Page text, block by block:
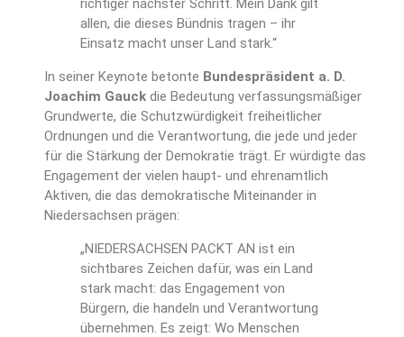
richtiger nächster Schritt. Mein Dank gilt
allen, die dieses Bündnis tragen – ihr
Einsatz macht unser Land stark.“
In seiner Keynote betonte Bundespräsident a. D.
Joachim Gauck die Bedeutung verfassungsmäßiger
Grundwerte, die Schutzwürdigkeit freiheitlicher
Ordnungen und die Verantwortung, die jede und jeder
für die Stärkung der Demokratie trägt. Er würdigte das
Engagement der vielen haupt- und ehrenamtlich
Aktiven, die das demokratische Miteinander in
Niedersachsen prägen:
„NIEDERSACHSEN PACKT AN ist ein
sichtbares Zeichen dafür, was ein Land
stark macht: das Engagement von
Bürgern, die handeln und Verantwortung
übernehmen. Es zeigt: Wo Menschen